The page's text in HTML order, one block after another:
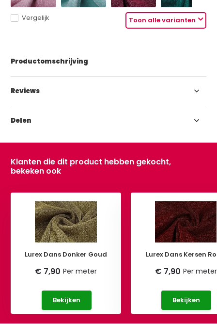
Toon alle varianten
Vergelijk
Productomschrijving
Reviews
Delen
Klanten die dit product hebben gekocht,
bekeken ook
Lurex Dans Donker Goud
€ 7,90 Per meter
Bekijken
Lurex Dans Kersen
€ 7,90 Per meter
Bekijken